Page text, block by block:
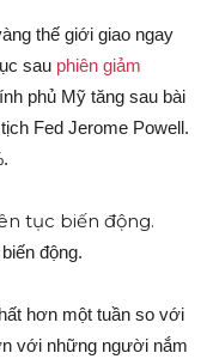
thế giới giao ngay
sau phiên giảm
phủ Mỹ tăng sau bài
Fed Jerome Powell.
động.
hơn một tuần so với
với những người nắm